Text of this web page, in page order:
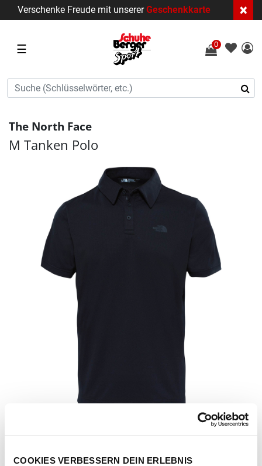
COOKIES VERBESSERN DEIN ERLEBNIS
Verschenke Freude mit unsererGeschenkkarte ×
☰ 0
The North Face
M Tanken Polo